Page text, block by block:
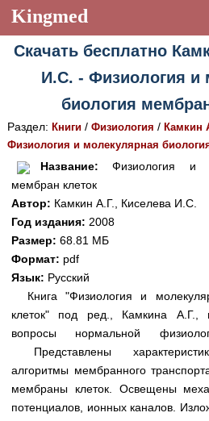
Kingmed
Учебный материал
Видеогалерея 899
Истории болезней 1268
Лекции и презентации
Аккредитационные тесты
Методические рекомендации
Научно-популярное
Новости (244)
Медицинская стандартизация
Нормативы экстренной и
Восстановить пароль
Регистрация
Вход
Скачать бесплатно
И.С. - Физиология и
биология
Раздел: Книги/ Физиология / Камкин
Физиология и молекулярная
Название: Физиология и
мембран клеток
Автор: Камкин А.Г., Киселева И.С.
Год издания: 2008
Размер: 68.81 МБ
Формат: pdf
Язык: Русский
Книга "Физиология и
клеток" под ред., Камкина А.Г.,
вопросы нормальной
Представлены
алгоритмы мембранного
мембраны клеток. Освещены
потенциалов, ионных каналов.